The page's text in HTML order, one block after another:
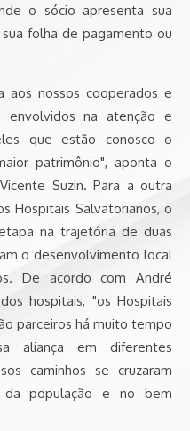
o sócio apresenta sua
folha de pagamento ou
nossos cooperados e
envolvidos na atenção e
que estão conosco o
patrimônio", aponta o
Suzin. Para a outra
Hospitais Salvatorianos, o
na trajetória de duas
o desenvolvimento local
De acordo com André
hospitais, "os Hospitais
parceiros há muito tempo
aliança em diferentes
caminhos se cruzaram
da população e no bem